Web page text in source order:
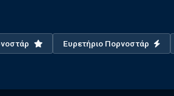
Ευρετήριο Πορνοστάρ